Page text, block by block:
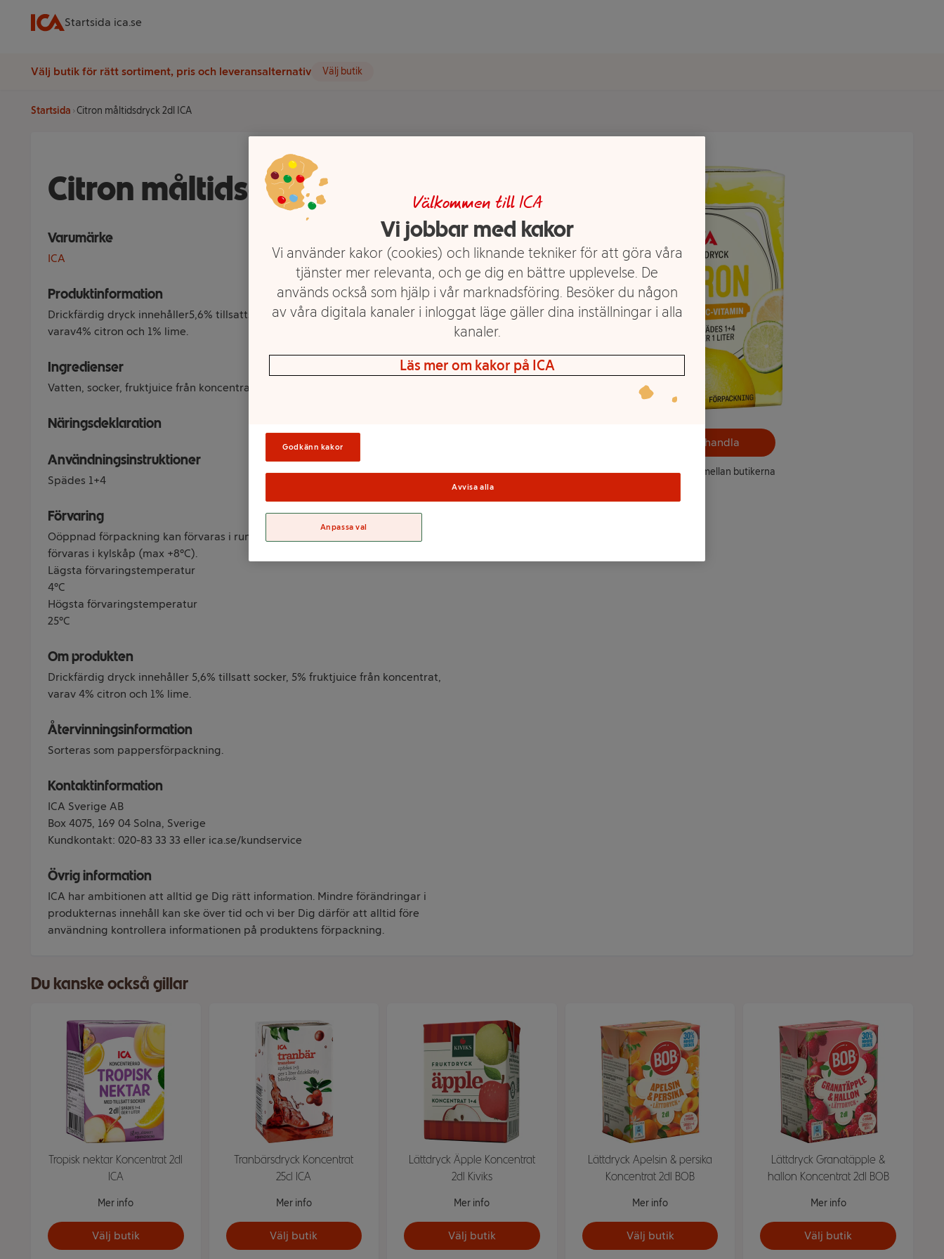
Startsida ica.se
Välj butik för rätt sortiment, pris och leveransalternativ Välj butik
Startsida Citron måltidsdryck 2dl ICA
Citron måltidsdryck 2dl ICA
Varumärke
ICA
Produktinformation
Drickfärdig dryck innehåller5,6% tillsattsocker, 5% fruktjuicefrån koncentrat,
varav4% citron och 1% lime.
Ingredienser
Vatten, socker, fruktjuice från koncentrat (citron, lime), aromer, vitamin C.
Näringsdeklaration
Användningsinstruktioner
Spädes 1+4
Förvaring
Oöppnad förpackning kan förvaras i rumstemperatur. Öppnad förpackning
förvaras i kylskåp (max +8°C).
Lägsta förvaringstemperatur
4°C
Högsta förvaringstemperatur
25°C
Om produkten
Drickfärdig dryck innehåller 5,6% tillsatt socker, 5% fruktjuice från koncentrat,
varav 4% citron och 1% lime.
Återvinningsinformation
Sorteras som pappersförpackning.
Kontaktinformation
ICA Sverige AB
Box 4075, 169 04 Solna, Sverige
Kundkontakt: 020-83 33 33 eller ica.se/kundservice
Övrig information
ICA har ambitionen att alltid ge Dig rätt information. Mindre förändringar i
produkternas innehåll kan ske över tid och vi ber Dig därför att alltid före
användning kontrollera informationen på produktens förpackning.
Välj butik och handla
Sortimentet kan variera mellan butikerna
Du kanske också gillar
Tropisk nektar Koncentrat 2dl
ICA
Mer info
Välj butik
Tranbärsdryck Koncentrat
25cl ICA
Mer info
Välj butik
Lättdryck Äpple Koncentrat
2dl Kiviks
Mer info
Välj butik
Lättdryck Apelsin & persika
Koncentrat 2dl BOB
Mer info
Välj butik
Lättdryck Granatäpple &
hallon Koncentrat 2dl BOB
Mer info
Välj butik
Välkommen till ICA
Vi jobbar med kakor
Vi använder kakor (cookies) och liknande tekniker för att göra våra
tjänster mer relevanta, och ge dig en bättre upplevelse. De
används också som hjälp i vår marknadsföring. Besöker du någon
av våra digitala kanaler i inloggat läge gäller dina inställningar i alla
kanaler.
Läs mer om kakor på ICA
Godkänn kakor
Avvisa alla
Anpassa val